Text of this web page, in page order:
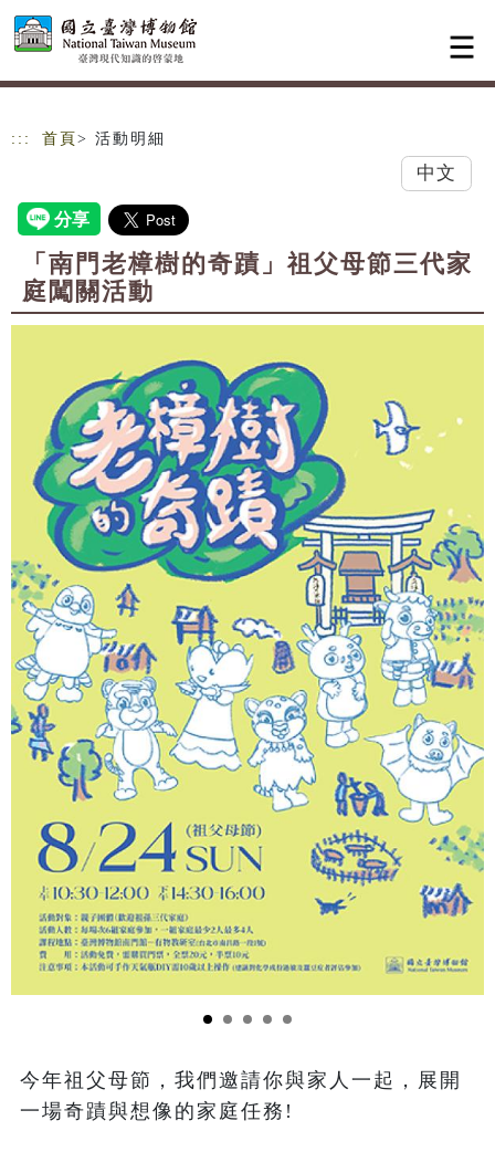
跳到主要內容
網站導覽
::: 首頁 > 活動明細
中文
「南門老樟樹的奇蹟」祖父母節三代家
庭闖關活動
今年祖父母節，我們邀請你與家人一起，展開
一場奇蹟與想像的家庭任務!